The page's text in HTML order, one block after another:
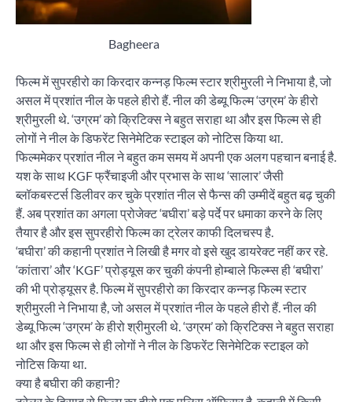
Bagheera
फिल्म में सुपरहीरो का किरदार कन्नड़ फिल्म स्टार श्रीमुरली ने निभाया है, जो
असल में प्रशांत नील के पहले हीरो हैं. नील की डेब्यू फिल्म ‘उग्रम’ के हीरो
श्रीमुरली थे. ‘उग्रम’ को क्रिटिक्स ने बहुत सराहा था और इस फिल्म से ही
लोगों ने नील के डिफरेंट सिनेमेटिक स्टाइल को नोटिस किया था.
फिल्ममेकर प्रशांत नील ने बहुत कम समय में अपनी एक अलग पहचान बनाई है.
यश के साथ KGF फ्रैंचाइजी और प्रभास के साथ ‘सालार’ जैसी
ब्लॉकबस्टर्स डिलीवर कर चुके प्रशांत नील से फैन्स की उम्मीदें बहुत बढ़ चुकी
हैं. अब प्रशांत का अगला प्रोजेक्ट ‘बघीरा’ बड़े पर्दे पर धमाका करने के लिए
तैयार है और इस सुपरहीरो फिल्म का ट्रेलर काफी दिलचस्प है.
‘बघीरा’ की कहानी प्रशांत ने लिखी है मगर वो इसे खुद डायरेक्ट नहीं कर रहे.
‘कांतारा’ और ‘KGF’ प्रोड्यूस कर चुकी कंपनी होम्बाले फिल्म्स ही ‘बघीरा’
की भी प्रोड्यूसर है. फिल्म में सुपरहीरो का किरदार कन्नड़ फिल्म स्टार
श्रीमुरली ने निभाया है, जो असल में प्रशांत नील के पहले हीरो हैं. नील की
डेब्यू फिल्म ‘उग्रम’ के हीरो श्रीमुरली थे. ‘उग्रम’ को क्रिटिक्स ने बहुत सराहा
था और इस फिल्म से ही लोगों ने नील के डिफरेंट सिनेमेटिक स्टाइल को
नोटिस किया था.
क्या है बघीरा की कहानी?